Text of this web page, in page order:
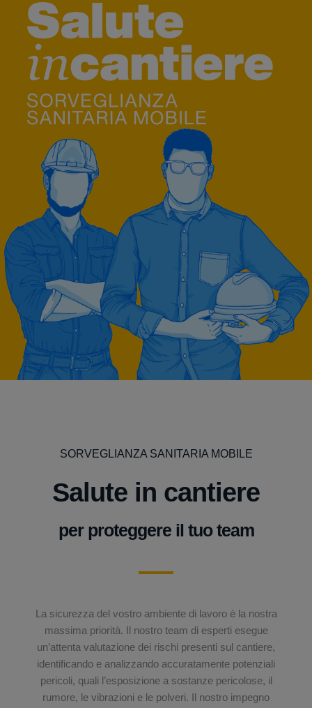
SORVEGLIANZA SANITARIA MOBILE
Salute in cantiere
per proteggere il tuo team
La sicurezza del vostro ambiente di lavoro è la nostra
massima priorità. Il nostro team di esperti esegue
un’attenta valutazione dei rischi presenti sul cantiere,
identificando e analizzando accuratamente potenziali
pericoli, quali l’esposizione a sostanze pericolose, il
rumore, le vibrazioni e le polveri. Il nostro impegno